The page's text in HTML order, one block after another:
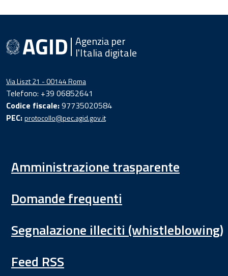
Agenzia per
l'Italia digitale
Via Liszt 21 - 00144 Roma
Telefono: +39 06852641
Codice fiscale:97735020584
PEC:protocollo@pec.agid.gov.it
Amministrazione trasparente
Domande frequenti
Segnalazione illeciti (whistleblowing)
Feed RSS